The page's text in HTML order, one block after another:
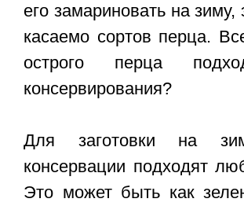
его замариновать на зиму,
касаемо сортов перца.
острого перца
консервирования?
Для заготовки на
консервации подходят
Это может быть как